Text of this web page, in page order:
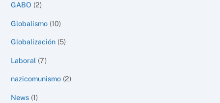
GABO (2)
Globalismo (10)
Globalización (5)
Laboral (7)
nazicomunismo (2)
News (1)